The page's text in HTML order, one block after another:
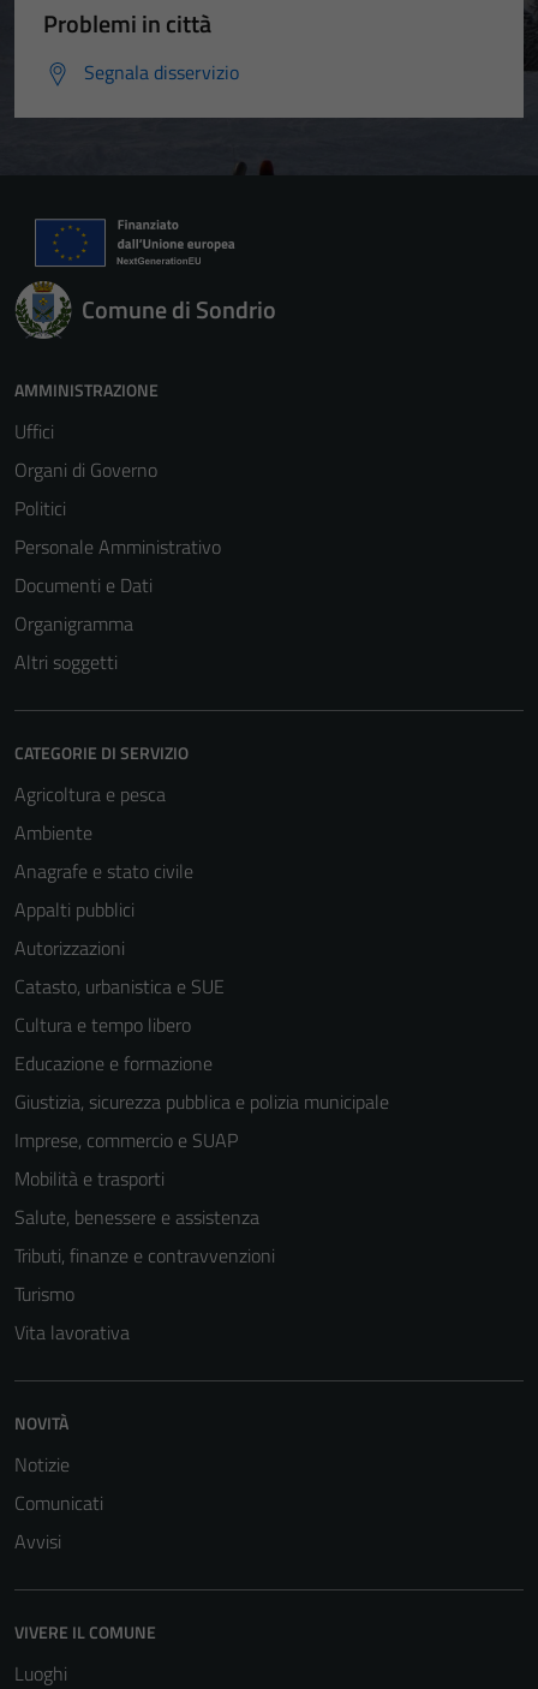
Problemi in città
Segnala disservizio
Comune di Sondrio
AMMINISTRAZIONE
Uffici
Organi di Governo
Politici
Personale Amministrativo
Documenti e Dati
Organigramma
Altri soggetti
CATEGORIE DI SERVIZIO
Agricoltura e pesca
Ambiente
Anagrafe e stato civile
Appalti pubblici
Autorizzazioni
Catasto, urbanistica e SUE
Cultura e tempo libero
Educazione e formazione
Giustizia, sicurezza pubblica e polizia municipale
Imprese, commercio e SUAP
Mobilità e trasporti
Salute, benessere e assistenza
Tributi, finanze e contravvenzioni
Turismo
Vita lavorativa
NOVITÀ
Notizie
Comunicati
Avvisi
VIVERE IL COMUNE
Luoghi